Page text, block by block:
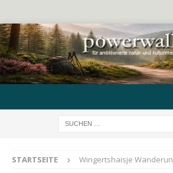
STARTSEITE Wingertshaisje